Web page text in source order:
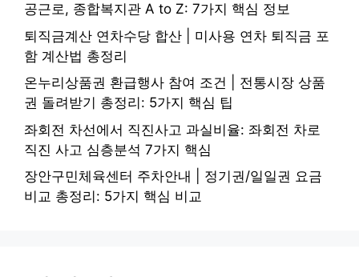
공근로, 종합복지관 A to Z: 7가지 핵심 정보
퇴직금계산 연차수당 합산 | 미사용 연차 퇴직금 포
함 계산법 총정리
온누리상품권 환급행사 참여 조건 | 전통시장 상품
권 돌려받기 총정리: 5가지 핵심 팁
좌회전 차선에서 직진사고 과실비율: 좌회전 차로
직진 사고 심층분석 7가지 핵심
장안구민체육센터 주차안내 | 정기권/일일권 요금
비교 총정리: 5가지 핵심 비교